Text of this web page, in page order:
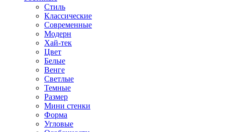
Стиль
Классические
Современные
Модерн
Хай-тек
Цвет
Белые
Венге
Светлые
Темные
Размер
Мини стенки
Форма
Угловые